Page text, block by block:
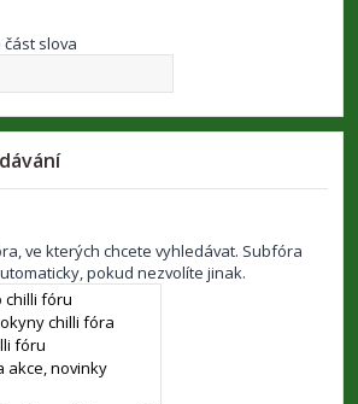
slova
ve kterých chcete vyhledávat. Subfóra
pokud nezvolíte jinak.